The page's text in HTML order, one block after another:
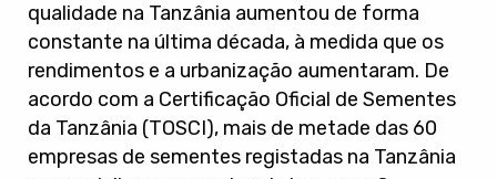
qualidade na Tanzânia aumentou de forma
constante na última década, à medida que os
rendimentos e a urbanização aumentaram. De
acordo com a Certificação Oficial de Sementes
da Tanzânia (TOSCI), mais de metade das 60
empresas de sementes registadas na Tanzânia